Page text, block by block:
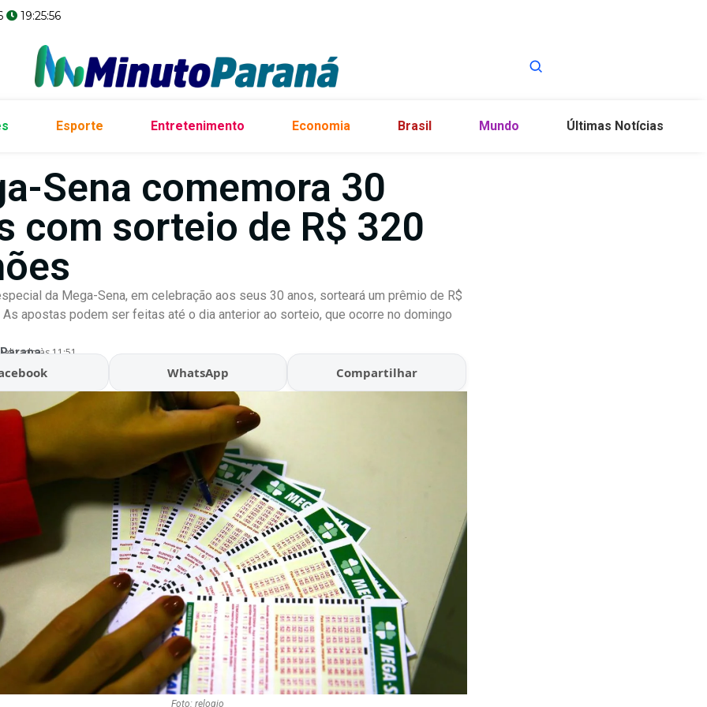
19:25:57
Esporte Entretenimento Economia Brasil Mundo Últimas Notícias
Sena comemora 30
com sorteio de R$ 320
da Mega-Sena, em celebração aos seus 30 anos, sorteará um prêmio de R$
apostas podem ser feitas até o dia anterior ao sorteio, que ocorre no domingo
às 11:51
WhatsApp Compartilhar
Foto: relogio